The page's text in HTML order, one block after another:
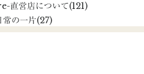
-直営店について(121)
常の一片(27)